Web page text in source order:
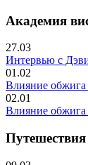
Академия
27.03
Интервью с
01.02
Влияние обжига
02.01
Влияние обжига
Путешествия